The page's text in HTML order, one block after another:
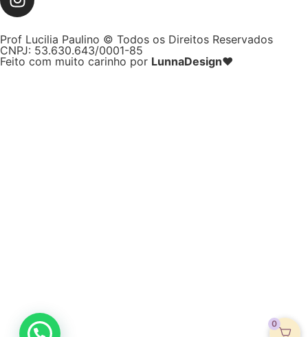
Prof Lucilia Paulino © Todos os Direitos Reservados
CNPJ: 53.630.643/0001-85
Feito com muito carinho por LunnaDesign♥
0